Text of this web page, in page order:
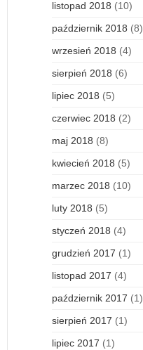
listopad 2018 (10)
październik 2018 (8)
wrzesień 2018 (4)
sierpień 2018 (6)
lipiec 2018 (5)
czerwiec 2018 (2)
maj 2018 (8)
kwiecień 2018 (5)
marzec 2018 (10)
luty 2018 (5)
styczeń 2018 (4)
grudzień 2017 (1)
listopad 2017 (4)
październik 2017 (1)
sierpień 2017 (1)
lipiec 2017 (1)